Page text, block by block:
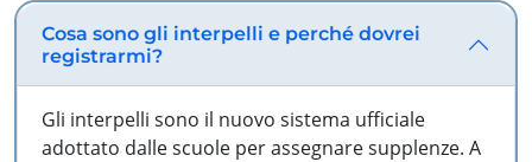
Cosa sono gli interpelli e perché dovrei
registrarmi?
Gli interpelli sono il nuovo sistema ufficiale
adottato dalle scuole per assegnare supplenze. A